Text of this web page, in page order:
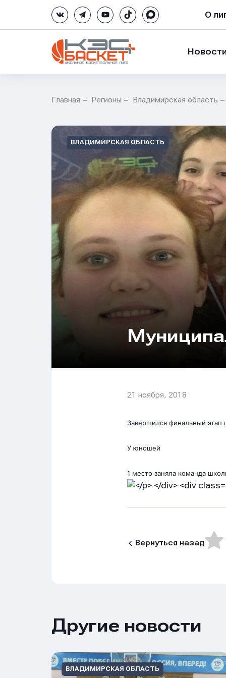
О
Главная Регионы Владимирская область
ВЛАДИМИРСКАЯ ОБЛАСТЬ
21 ноября, 2018
Завершился финальный этап
У юношей
1 место заняла команда
Вернуться назад
Другие новости
ВЛАДИМИРСКАЯ ОБЛАСТЬ
E-mail
E-mail
E-mail